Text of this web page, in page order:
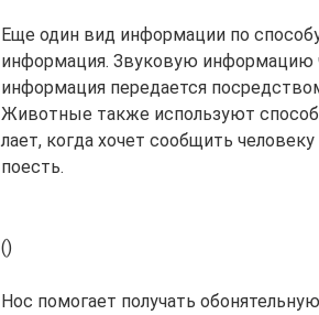
Еще один вид информации по
информация. Звуковую информацию
информация передается
Животные также используют
лает, когда хочет сообщить
поесть.
()
Нос помогает получать